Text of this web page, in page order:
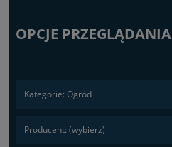
OPCJE PRZEGLĄDANIA
Kategorie: Ogród
Producent: (wybierz)